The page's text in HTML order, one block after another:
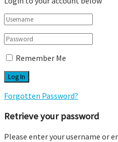
Remember Me
Forgotten Password?
Retrieve your password
Please enter your username or